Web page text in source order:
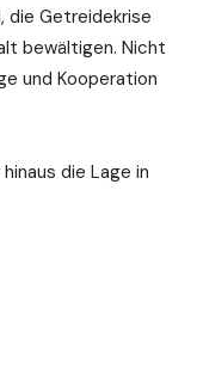
die Getreidekrise
bewältigen. Nicht
und Kooperation
die Lage in